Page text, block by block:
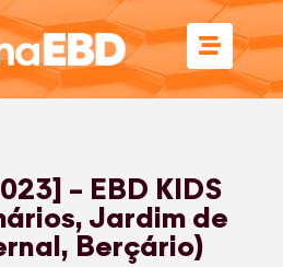
– EBD KIDS
Jardim de
Berçário)